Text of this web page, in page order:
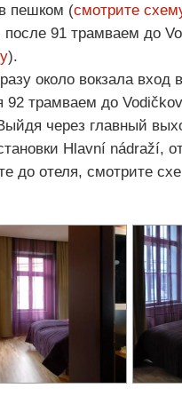
пешком (смотрите
после 91 трамваем до
).
около вокзала вход
92 трамваем до
через главный
Hlavní nádraží,
до отеля, смотрите